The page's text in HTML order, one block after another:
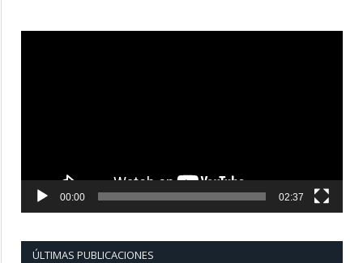
00:00 02:37
ÚLTIMAS PUBLICACIONES